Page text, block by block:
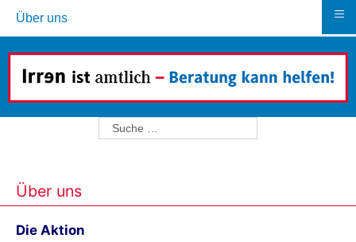
Über uns
Die Aktion
Über uns ≡